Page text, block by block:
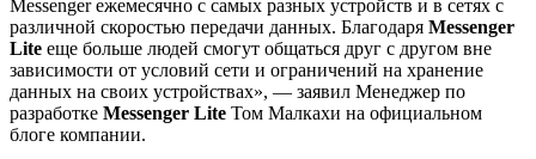
Messenger ежемесячно с самых разных устройств и в сетях с
различной скоростью передачи данных. Благодаря Messenger
Lite еще больше людей смогут общаться друг с другом вне
зависимости от условий сети и ограничений на хранение
данных на своих устройствах», — заявил Менеджер по
разработке Messenger Lite Том Малкахи на официальном
блоге компании.